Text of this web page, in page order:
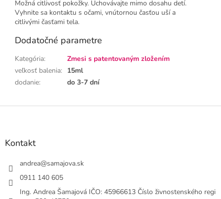
Možná citlivosť pokožky. Uchovávajte mimo dosahu detí.
Vyhnite sa kontaktu s očami, vnútornou časťou uší a
citlivými časťami tela.
Dodatočné parametre
Kategória:
Zmesi s patentovaným zložením
veľkosť balenia: 15ml
dodanie: do 3-7 dní
Z
Kontakt
andrea@samajova.sk
0911 140 605
Ing. Andrea Šamajová IČO: 45966613 Číslo živnostenského regi